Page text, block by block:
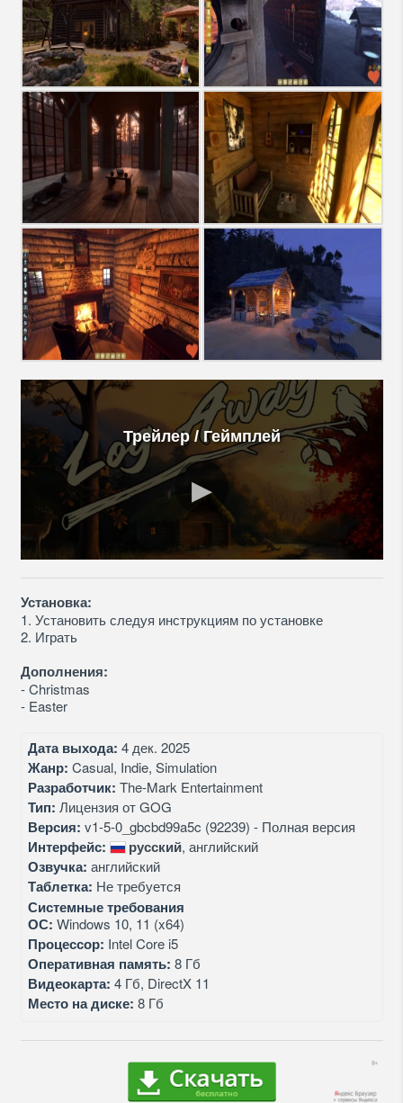
Трейлер / Геймплей
Установка:
1. Установить следуя инструкциям по установке
2. Играть
Дополнения:
- Christmas
- Easter
Дата выхода: 4 дек. 2025
Жанр: Casual, Indie, Simulation
Разработчик: The-Mark Entertainment
Тип: Лицензия от GOG
Версия: v1-5-0_gbcbd99a5c (92239) - Полная версия
Интерфейс: русский, английский
Озвучка: английский
Таблетка: Не требуется
Системные требования
ОС: Windows 10, 11 (x64)
Процессор: Intel Core i5
Оперативная память: 8 Гб
Видеокарта: 4 Гб, DirectX 11
Место на диске: 8 Гб